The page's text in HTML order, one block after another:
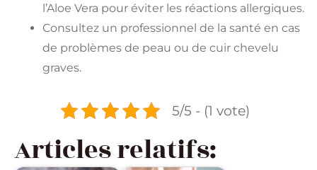
l’Aloe Vera pour éviter les réactions allergiques.
Consultez un professionnel de la santé en cas
de problèmes de peau ou de cuir chevelu
graves.
5/5 - (1 vote)
Articles relatifs: